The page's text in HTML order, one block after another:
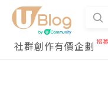
社群創作有價企劃